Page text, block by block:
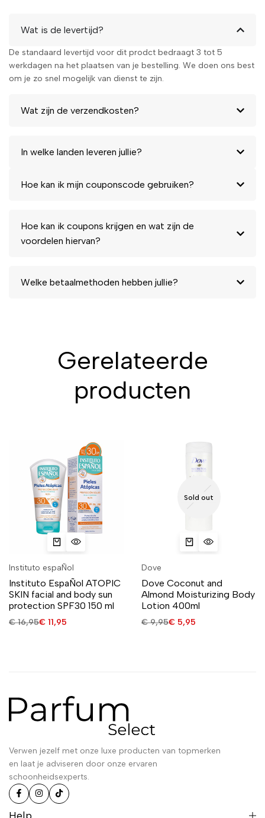
Wat is de levertijd?
De standaard levertijd voor dit prodct bedraagt 3 tot 5
werkdagen na het plaatsen van je bestelling. We doen ons best
om je zo snel mogelijk van dienst te zijn.
Wat zijn de verzendkosten?
In welke landen leveren jullie?
Hoe kan ik mijn couponscode gebruiken?
Hoe kan ik coupons krijgen en wat zijn de
voordelen hiervan?
Welke betaalmethoden hebben jullie?
Gerelateerde
producten
Instituto espaÑol
Instituto EspaÑol ATOPIC
SKIN facial and body sun
protection SPF30 150 ml
€16,95€ 11,95
Sold out
Dove
Dove Coconut and
Almond Moisturizing Body
Lotion 400ml
€9,95€ 5,95
Verwen jezelf met onze luxe producten van topmerken
en laat je adviseren door onze ervaren
schoonheidsexperts.